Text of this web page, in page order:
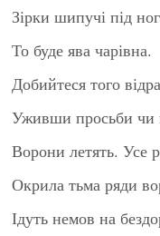
Зірки шипучі під
То буде ява чарівна.
Добийтеся того
Уживши просьби чи
Ворони летять. Усе
Окрила тьма ряди
Ідуть немов на